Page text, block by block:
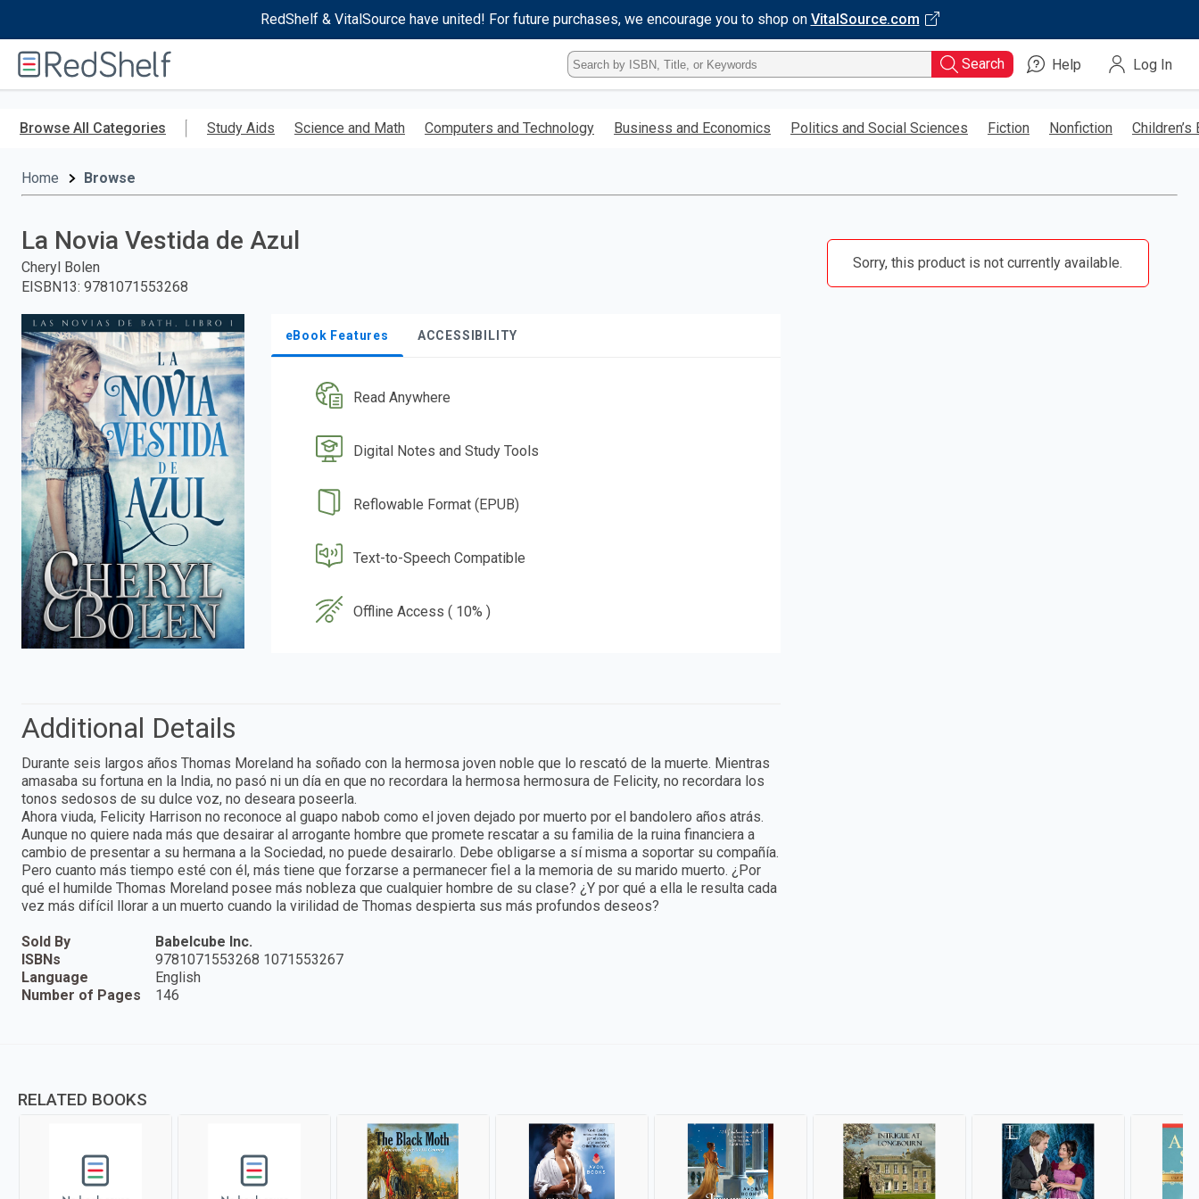
RedShelf & VitalSource have united! For future purchases, we encourage you to shop on VitalSource.com
RedShelf
Type
ISBN,
Title,
Keyword
Search Help Log In
Browse All Categories Study Aids Science and Math Computers and Technology Business and Economics Politics and Social Sciences Fiction Nonfiction Children’s
Home Browse
La Novia Vestida de Azul
Cheryl Bolen
EISBN13: 9781071553268
eBook Features ACCESSIBILITY
Read Anywhere
Digital Notes and Study Tools
Reflowable Format (EPUB)
Text-to-Speech Compatible
Offline Access ( 10% )
Sorry, this product is not currently available.
Additional Details
Durante seis largos años Thomas Moreland ha soñado con la hermosa joven noble que lo rescató de la muerte. Mientras
amasaba su fortuna en la India, no pasó ni un día en que no recordara la hermosa hermosura de Felicity, no recordara los
tonos sedosos de su dulce voz, no deseara poseerla.
Ahora viuda, Felicity Harrison no reconoce al guapo nabob como el joven dejado por muerto por el bandolero años atrás.
Aunque no quiere nada más que desairar al arrogante hombre que promete rescatar a su familia de la ruina financiera a
cambio de presentar a su hermana a la Sociedad, no puede desairarlo. Debe obligarse a sí misma a soportar su compañía.
Pero cuanto más tiempo esté con él, más tiene que forzarse a permanecer fiel a la memoria de su marido muerto. ¿Por
qué el humilde Thomas Moreland posee más nobleza que cualquier hombre de su clase? ¿Y por qué a ella le resulta cada
vez más difícil llorar a un muerto cuando la virilidad de Thomas despierta sus más profundos deseos?
Sold By
Babelcube Inc.
ISBNs
9781071553268 1071553267
Language
English
Number of Pages
146
RELATED BOOKS